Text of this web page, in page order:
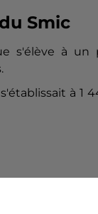
Smic
s'élève à un
à 1
a